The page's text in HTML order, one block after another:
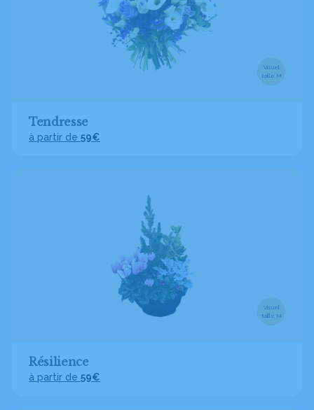
Visuel
taille M
Tendresse
à partir de 59€
Visuel
taille M
Résilience
à partir de 59€